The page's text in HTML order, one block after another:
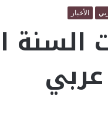
الأخبار
السنة